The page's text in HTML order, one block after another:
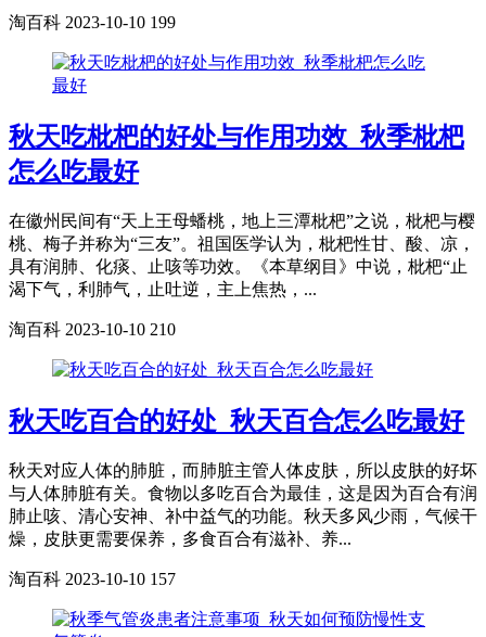
淘百科 2023-10-10 199
秋天吃枇杷的好处与作用功效_秋季枇杷
怎么吃最好
在徽州民间有“天上王母蟠桃，地上三潭枇杷”之说，枇杷与樱
桃、梅子并称为“三友”。祖国医学认为，枇杷性甘、酸、凉，
具有润肺、化痰、止咳等功效。《本草纲目》中说，枇杷“止
渴下气，利肺气，止吐逆，主上焦热，...
淘百科 2023-10-10 210
秋天吃百合的好处_秋天百合怎么吃最好
秋天对应人体的肺脏，而肺脏主管人体皮肤，所以皮肤的好坏
与人体肺脏有关。食物以多吃百合为最佳，这是因为百合有润
肺止咳、清心安神、补中益气的功能。秋天多风少雨，气候干
燥，皮肤更需要保养，多食百合有滋补、养...
淘百科 2023-10-10 157